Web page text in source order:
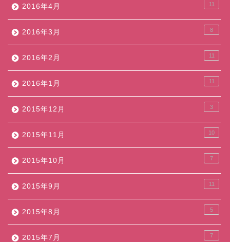
2016年4月 11
2016年3月 8
2016年2月 11
2016年1月 11
2015年12月 3
2015年11月 10
2015年10月 7
2015年9月 11
2015年8月 5
2015年7月 7